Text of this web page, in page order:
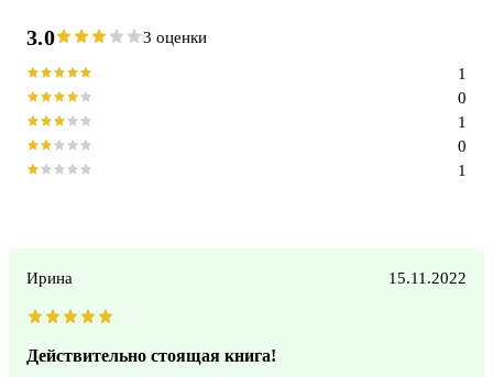
3.0 3 оценки
1
0
1
0
1
Ирина 15.11.2022
Действительно стоящая книга!